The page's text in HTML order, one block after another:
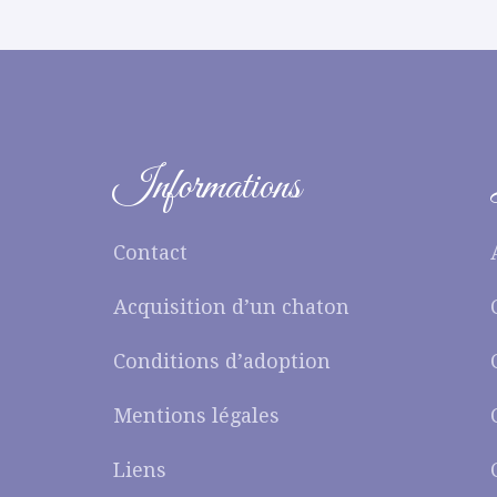
Informations
Contact
Acquisition d’un chaton
Conditions d’adoption
Mentions légales
Liens